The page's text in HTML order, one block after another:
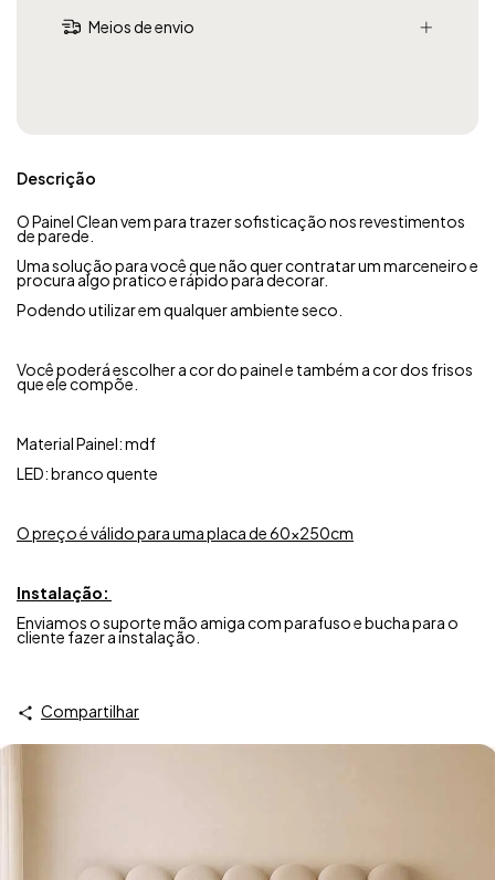
Meios de envio
Descrição
O Painel Clean vem para trazer sofisticação nos revestimentos
de parede.
Uma solução para você que não quer contratar um marceneiro e
procura algo pratico e rápido para decorar.
Podendo utilizar em qualquer ambiente seco.
Você poderá escolher a cor do painel e também a cor dos frisos
que ele compõe.
Material Painel: mdf
LED: branco quente
O preço é válido para uma placa de 60x250cm
Instalação:
Enviamos o suporte mão amiga com parafuso e bucha para o
cliente fazer a instalação.
Compartilhar